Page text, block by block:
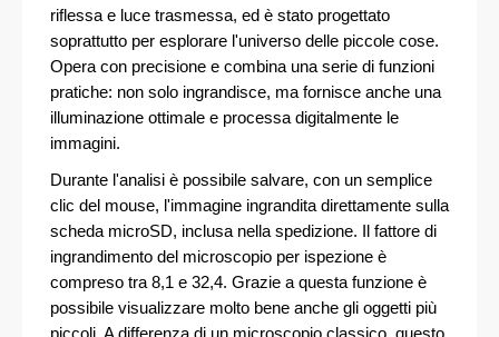
riflessa e luce trasmessa, ed è stato progettato
soprattutto per esplorare l'universo delle piccole cose.
Opera con precisione e combina una serie di funzioni
pratiche: non solo ingrandisce, ma fornisce anche una
illuminazione ottimale e processa digitalmente le
immagini.
Durante l'analisi è possibile salvare, con un semplice
clic del mouse, l'immagine ingrandita direttamente sulla
scheda microSD, inclusa nella spedizione. Il fattore di
ingrandimento del microscopio per ispezione è
compreso tra 8,1 e 32,4. Grazie a questa funzione è
possibile visualizzare molto bene anche gli oggetti più
piccoli. A differenza di un microscopio classico, questo